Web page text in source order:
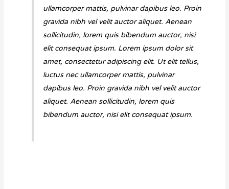
ullamcorper mattis, pulvinar dapibus leo. Proin
gravida nibh vel velit auctor aliquet. Aenean
sollicitudin, lorem quis bibendum auctor, nisi
elit consequat ipsum. Lorem ipsum dolor sit
amet, consectetur adipiscing elit. Ut elit tellus,
luctus nec ullamcorper mattis, pulvinar
dapibus leo. Proin gravida nibh vel velit auctor
aliquet. Aenean sollicitudin, lorem quis
bibendum auctor, nisi elit consequat ipsum.